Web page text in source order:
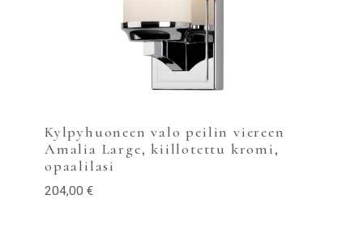
Kylpyhuoneen valo peilin viereen
Amalia Large, kiillotettu kromi,
opaalilasi
204,00 €